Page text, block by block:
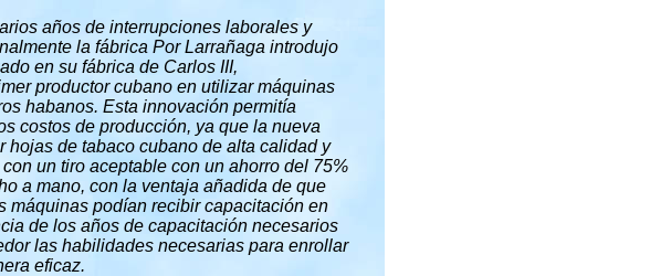
años de interrupciones laborales y
la fábrica Por Larrañaga introdujo
en su fábrica de Carlos III,
productor cubano en utilizar máquinas
habanos. Esta innovación permitía
costos de producción, ya que la nueva
hojas de tabaco cubano de alta calidad y
un tiro aceptable con un ahorro del 75%
a mano, con la ventaja añadida de que
máquinas podían recibir capacitación en
de los años de capacitación necesarios
las habilidades necesarias para enrollar
eficaz.